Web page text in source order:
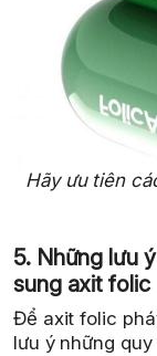
Hãy ưu tiên
5. Những lưu
sung axit folic
Để axit folic
lưu ý những